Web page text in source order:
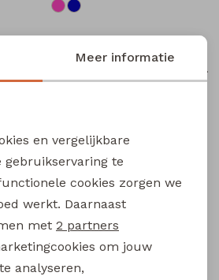
Persival
3310300 W20103 meisjes pullover Bruin donker
3310807 W20102 meisjes rok kort Bordeaux
Persival
22,99
Nieuw
Meer informatie
en vergelijkbare
gebruikservaring te
cookies zorgen we
werkt. Daarnaast
met 2 partners
om jouw
analyseren,